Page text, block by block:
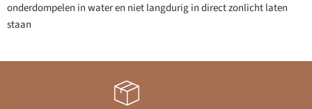
onderdompelen in water en niet langdurig in direct zonlicht laten
staan